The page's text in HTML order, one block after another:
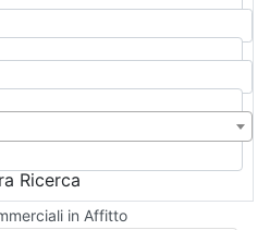
in Affitto
Ricerca